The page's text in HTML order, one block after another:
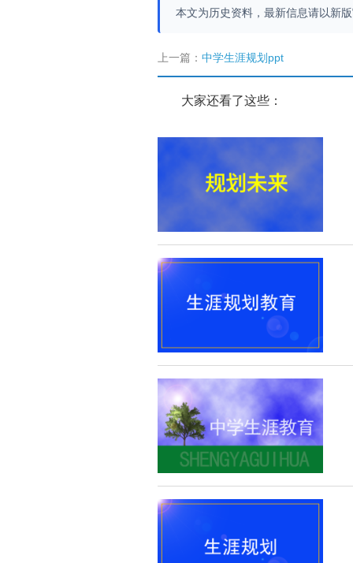
本文为历史资料，最新信息请以新
上一篇： 中学生涯规划ppt
大家还看了这些：